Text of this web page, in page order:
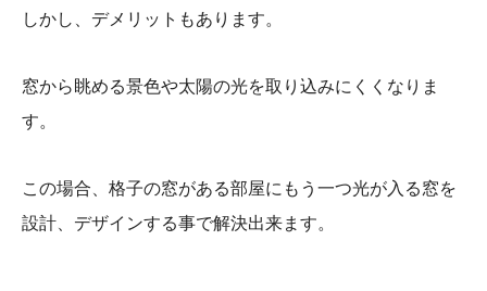
しかし、デメリットもあります。
窓から眺める景色や太陽の光を取り込みにくくなりま
す。
この場合、格子の窓がある部屋にもう一つ光が入る窓を
設計、デザインする事で解決出来ます。